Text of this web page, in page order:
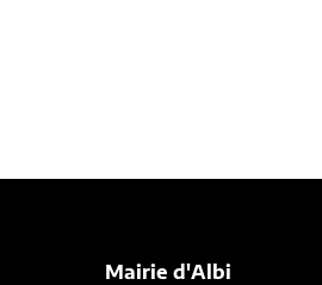
Mairie d'Albi